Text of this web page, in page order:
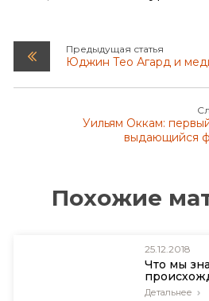
Предыдущая статья
Юджин Тео Агард и
Уильям Оккам:
выдающийся
Похожие
25.12.2018
Что мы
Детальнее